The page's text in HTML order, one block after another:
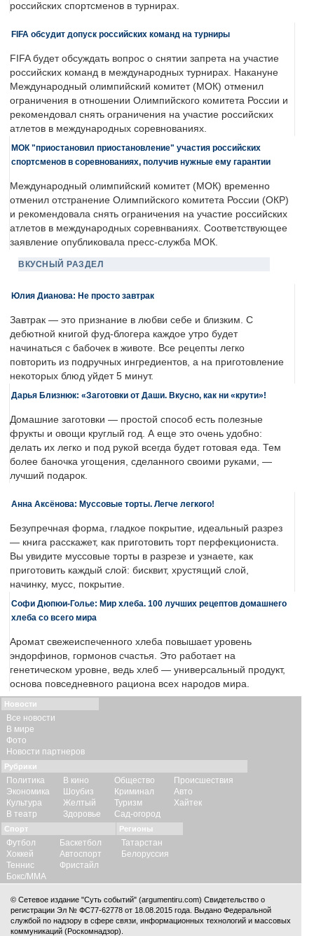
российских спортсменов в турнирах.
FIFA обсудит допуск российских команд на турниры
FIFA будет обсуждать вопрос о снятии запрета на участие
российских команд в международных турнирах. Накануне
Международный олимпийский комитет (МОК) отменил
ограничения в отношении Олимпийского комитета России и
рекомендовал снять ограничения на участие российских
атлетов в международных соревнованиях.
МОК "приостановил приостановление" участия российских
спортсменов в соревнованиях, получив нужные ему гарантии
Международный олимпийский комитет (МОК) временно
отменил отстранение Олимпийского комитета России (ОКР)
и рекомендовала снять ограничения на участие российских
атлетов в международных соревнваниях. Соответствующее
заявление опубликовала пресс-служба МОК.
ВКУСНЫЙ РАЗДЕЛ
Юлия Дианова: Не просто завтрак
Завтрак — это признание в любви себе и близким. С
дебютной книгой фуд-блогера каждое утро будет
начинаться с бабочек в животе. Все рецепты легко
повторить из подручных ингредиентов, а на приготовление
некоторых блюд уйдет 5 минут.
Дарья Близнюк: «Заготовки от Даши. Вкусно, как ни «крути»!
Домашние заготовки — простой способ есть полезные
фрукты и овощи круглый год. А еще это очень удобно:
делать их легко и под рукой всегда будет готовая еда. Тем
более баночка угощения, сделанного своими руками, —
лучший подарок.
Анна Аксёнова: Муссовые торты. Легче легкого!
Безупречная форма, гладкое покрытие, идеальный разрез
— книга расскажет, как приготовить торт перфекциониста.
Вы увидите муссовые торты в разрезе и узнаете, как
приготовить каждый слой: бисквит, хрустящий слой,
начинку, мусс, покрытие.
Софи Дюпюи-Голье: Мир хлеба. 100 лучших рецептов домашнего
хлеба со всего мира
Аромат свежеиспеченного хлеба повышает уровень
эндорфинов, гормонов счастья. Это работает на
генетическом уровне, ведь хлеб — универсальный продукт,
основа повседневного рациона всех народов мира.
Новости
Все новости
В мире
Фото
Новости партнеров
Рубрики
Политика
Экономика
Культура
В театр
В кино
Шоубиз
Желтый
Здоровье
Общество
Криминал
Туризм
Сад-огород
Происшествия
Авто
Хайтек
Спорт
Футбол
Хоккей
Теннис
Бокс/ММА
Баскетбол
Автоспорт
Фристайл
Регионы
Татарстан
Белоруссия
© Сетевое издание "Суть событий" (argumentiru.com) Свидетельство о
регистрации Эл № ФС77-62778 от 18.08.2015 года. Выдано Федеральной
службой по надзору в сфере связи, информационных технологий и массовых
коммуникаций (Роскомнадзор).